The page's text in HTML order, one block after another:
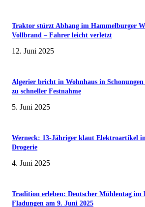
Traktor stürzt Abhang im Hammelburger
Vollbrand – Fahrer leicht verletzt
12. Juni 2025
Algerier bricht in Wohnhaus in
zu schneller Festnahme
5. Juni 2025
Werneck: 13-Jähriger klaut Elektroartikel
Drogerie
4. Juni 2025
Tradition erleben: Deutscher Mühlentag im
Fladungen am 9. Juni 2025